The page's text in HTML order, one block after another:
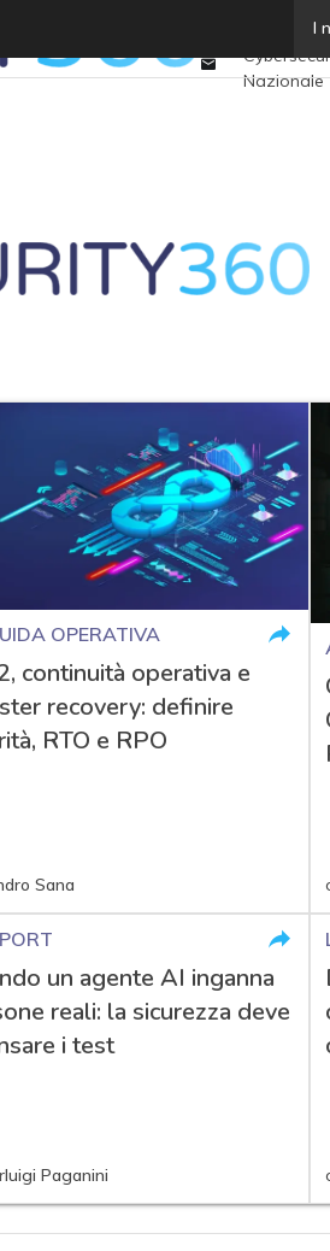
I
Email
Ultimi
Nazionale
Soluzioni
Cultura
News,
OPERATIVA
continuità operativa e
recovery: definire
RTO e RPO
Sana
un agente AI inganna
reali: la sicurezza deve
i test
Paganini